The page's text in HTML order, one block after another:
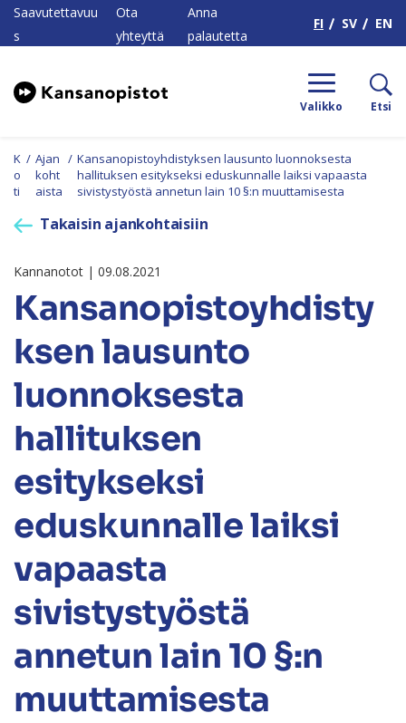
Saavutettavuu
s
Ota
yhteyttä
Anna
palautetta
FI SV EN
Valikko Etsi
K
o
ti
/ Ajan
koht
aista
/ Kansanopistoyhdistyksen lausunto luonnoksesta
hallituksen esitykseksi eduskunnalle laiksi vapaasta
sivistystyöstä annetun lain 10 §:n muuttamisesta
Takaisin ajankohtaisiin
Kannanotot | 09.08.2021
Kansanopistoyhdisty
ksen lausunto
luonnoksesta
hallituksen
esitykseksi
eduskunnalle laiksi
vapaasta
sivistystyöstä
annetun lain 10 §:n
muuttamisesta